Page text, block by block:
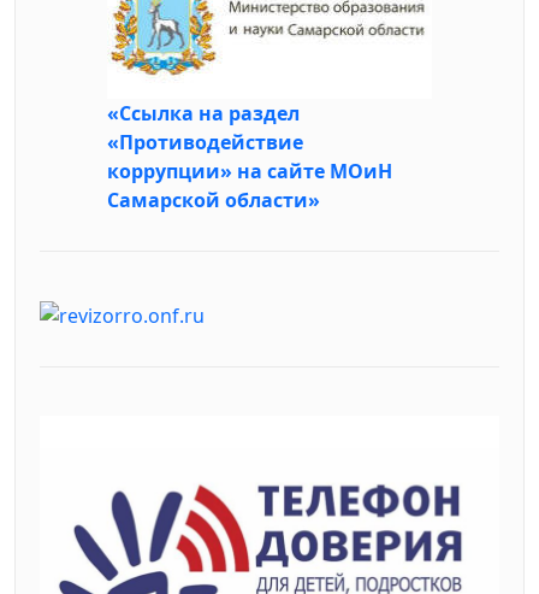
«Ссылка на раздел
«Противодействие
коррупции» на сайте МОиН
Самарской области»